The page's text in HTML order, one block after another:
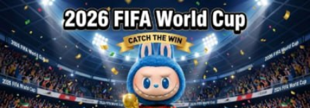
多年传动
中国专业同步带